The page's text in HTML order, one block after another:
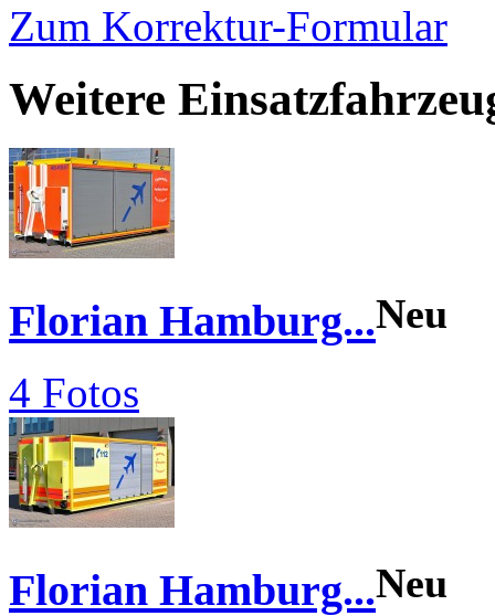
Zum Korrektur-Formular
Weitere
Florian Hamburg...Neu
4 Fotos
Florian Hamburg...Neu